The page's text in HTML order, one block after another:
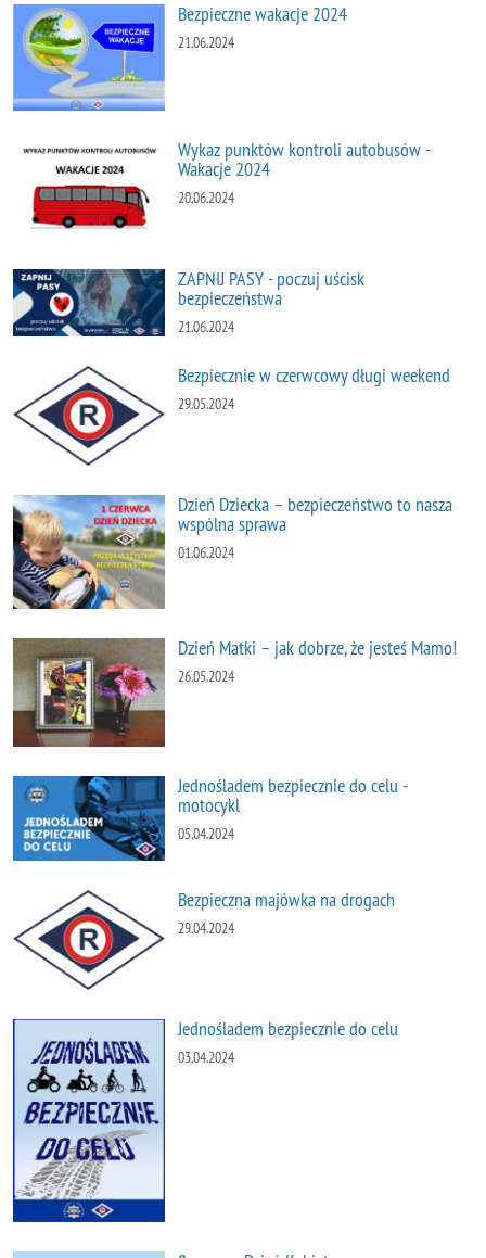
Bezpieczne wakacje 2024
21.06.2024
Wykaz punktów kontroli autobusów -
Wakacje 2024
20.06.2024
ZAPNIJ PASY - poczuj uścisk
bezpieczeństwa
21.06.2024
Bezpiecznie w czerwcowy długi weekend
29.05.2024
Dzień Dziecka – bezpieczeństwo to nasza
wspólna sprawa
01.06.2024
Dzień Matki – jak dobrze, że jesteś Mamo!
26.05.2024
Jednośladem bezpiecznie do celu -
motocykl
05.04.2024
Bezpieczna majówka na drogach
29.04.2024
Jednośladem bezpiecznie do celu
03.04.2024